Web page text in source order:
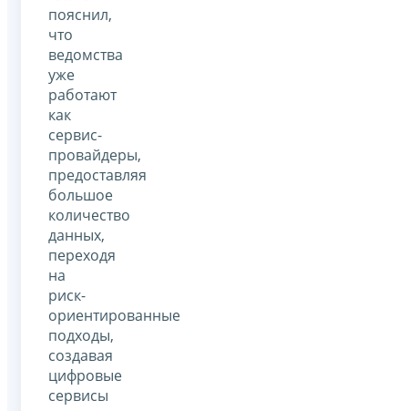
пояснил,
что
ведомства
уже
работают
как
сервис-
провайдеры,
предоставляя
большое
количество
данных,
переходя
на
риск-
ориентированные
подходы,
создавая
цифровые
сервисы